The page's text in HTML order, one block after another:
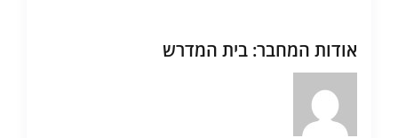
אודות המחבר: בית המדרש